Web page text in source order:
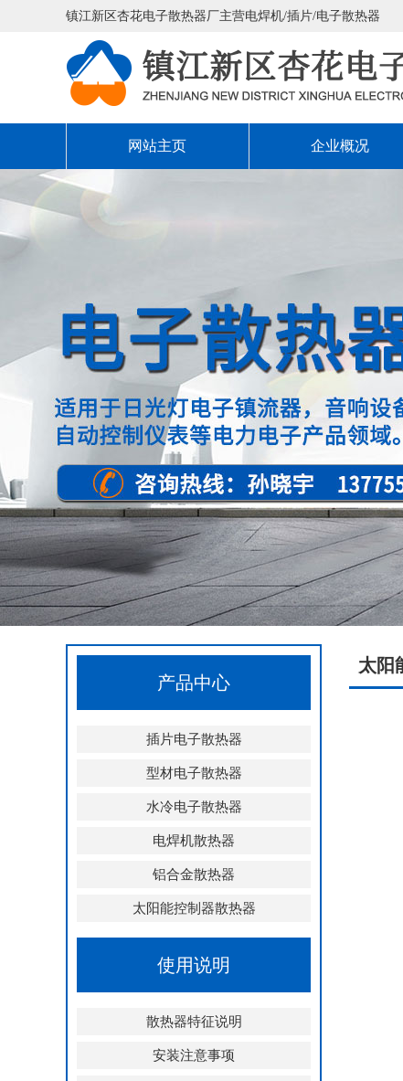
镇江新区杏花电子散热器厂主营电焊机/插片/电子散热器
网站主页 企业概况
产品中心
插片电子散热器
型材电子散热器
水冷电子散热器
电焊机散热器
铝合金散热器
太阳能控制器散热器
使用说明
散热器特征说明
安装注意事项
太阳